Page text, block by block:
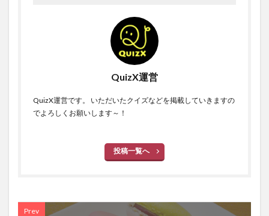
QuizX運営
QuizX運営です。 いただいたクイズなどを掲載していきますの
でよろしくお願いします～！
投稿一覧へ
Prev